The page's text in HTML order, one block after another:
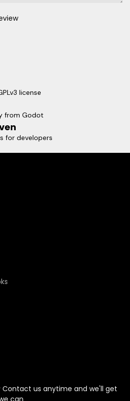
license
from Godot
for developers
Contact us anytime and we'll get